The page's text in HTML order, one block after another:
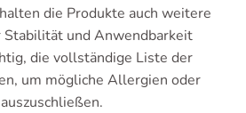
die Produkte auch weitere
Stabilität und Anwendbarkeit
die vollständige Liste der
um mögliche Allergien oder